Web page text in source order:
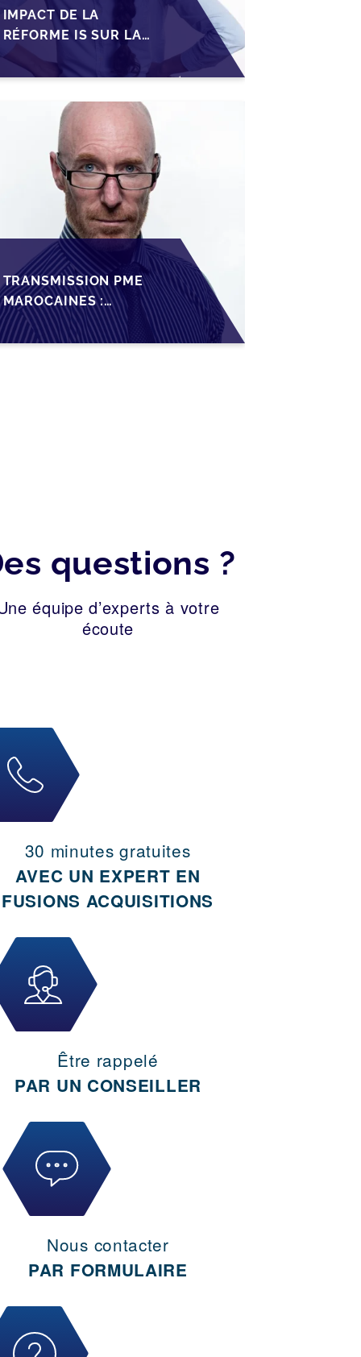
IMPACT DE LA
RÉFORME IS SUR LA
TRANSMISSION DES
PME FAMILIALES AU
TRANSMISSION PME
MAROCAINES :
SÉCURISER LA
CESSION AVEC LES
questions ?
équipe d’experts à votre
écoute
30 minutes gratuites
AVEC UN EXPERT EN
FUSIONS ACQUISITIONS
Être rappelé
PAR UN CONSEILLER
Nous contacter
PAR FORMULAIRE